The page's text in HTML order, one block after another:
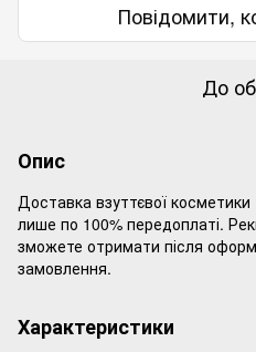
Повідомити,
До
Опис
Доставка взуттєвої косметики
лише по 100% передоплаті.
зможете отримати після
замовлення.
Характеристики